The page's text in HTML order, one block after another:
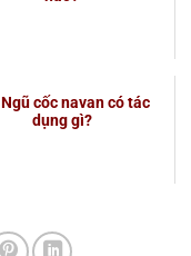
cốc navan có tác
dụng gì?